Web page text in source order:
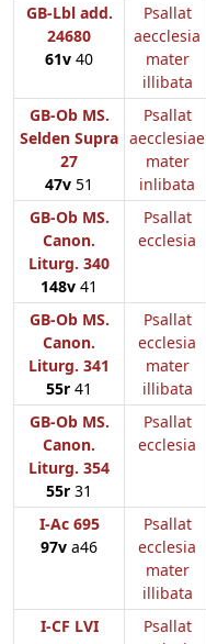
GB-Lbl add.
24680
61v 40
Psallat
aecclesia
mater
illibata
GB-Ob MS.
Selden Supra
27
47v 51
Psallat
aecclesiae
mater
inlibata
GB-Ob MS.
Canon.
Liturg. 340
148v 41
Psallat
ecclesia
GB-Ob MS.
Canon.
Liturg. 341
55r 41
Psallat
ecclesia
mater
illibata
GB-Ob MS.
Canon.
Liturg. 354
55r 31
Psallat
ecclesia
I-Ac 695
97v a46
Psallat
ecclesia
mater
illibata
I-CF LVI
Psallat